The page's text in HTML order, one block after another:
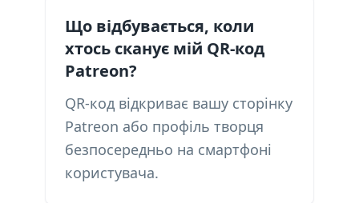
Що відбувається, коли
хтось сканує мій QR-код
Patreon?
QR-код відкриває вашу сторінку
Patreon або профіль творця
безпосередньо на смартфоні
користувача.